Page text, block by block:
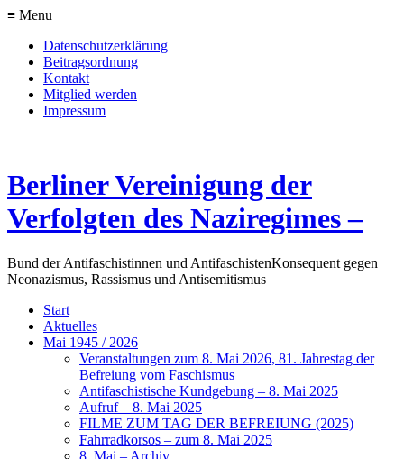
≡ Menu
Datenschutzerklärung
Beitragsordnung
Kontakt
Mitglied werden
Impressum
Berliner Vereinigung der
Verfolgten des Naziregimes –
Bund der Antifaschistinnen und AntifaschistenKonsequent gegen
Neonazismus, Rassismus und Antisemitismus
Start
Aktuelles
Mai 1945 / 2026
Veranstaltungen zum 8. Mai 2026, 81. Jahrestag der
Befreiung vom Faschismus
Antifaschistische Kundgebung – 8. Mai 2025
Aufruf – 8. Mai 2025
FILME ZUM TAG DER BEFREIUNG (2025)
Fahrradkorsos – zum 8. Mai 2025
8. Mai – Archiv